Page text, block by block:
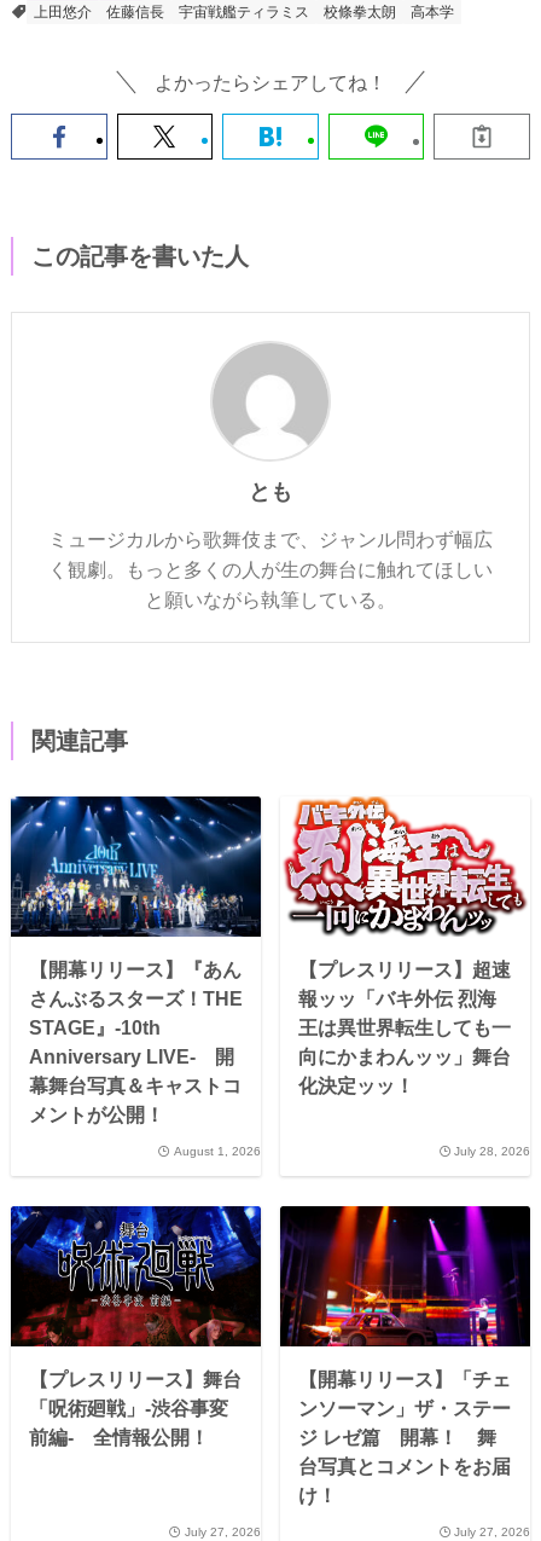
上田悠介
佐藤信長 宇宙戦艦ティラミス 校條拳太朗 高本学
よかったらシェアしてね！
この記事を書いた人
とも
ミュージカルから歌舞伎まで、ジャンル問わず幅広
く観劇。もっと多くの人が生の舞台に触れてほしい
と願いながら執筆している。
関連記事
【開幕リリース】『あん
さんぶるスターズ！THE
STAGE』-10th
Anniversary LIVE- 開
幕舞台写真＆キャストコ
メントが公開！
August 1, 2026
【プレスリリース】超速
報ッッ「バキ外伝 烈海
王は異世界転生しても一
向にかまわんッッ」舞台
化決定ッッ！
July 28, 2026
【プレスリリース】舞台
「呪術廻戦」-渋谷事変
前編- 全情報公開！
July 27, 2026
【開幕リリース】「チェ
ンソーマン」ザ・ステー
ジ レゼ篇 開幕！ 舞
台写真とコメントをお届
け！
July 27, 2026